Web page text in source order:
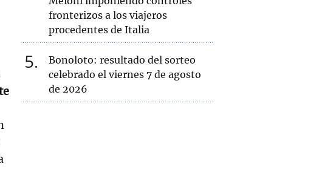
fronterizos a los viajeros
procedentes de Italia
5
Bonoloto: resultado del sorteo
celebrado el viernes 7 de agosto
de 2026